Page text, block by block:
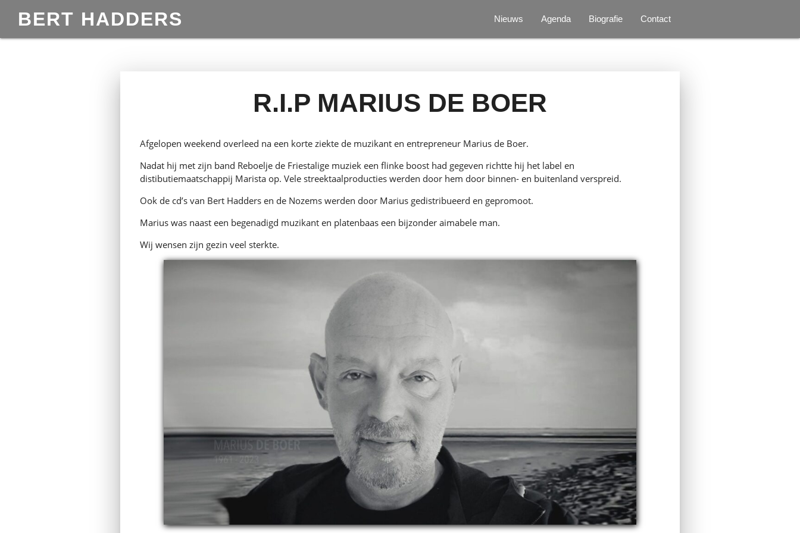
BERT HADDERS Nieuws Agenda Biografie Contact
R.I.P MARIUS DE BOER
Afgelopen weekend overleed na een korte ziekte de muzikant en entrepreneur Marius de Boer.
Nadat hij met zijn band Reboelje de Friestalige muziek een flinke boost had gegeven richtte hij het label en
distibutiemaatschappij Marista op. Vele streektaalproducties werden door hem door binnen- en buitenland verspreid.
Ook de cd’s van Bert Hadders en de Nozems werden door Marius gedistribueerd en gepromoot.
Marius was naast een begenadigd muzikant en platenbaas een bijzonder aimabele man.
Wij wensen zijn gezin veel sterkte.